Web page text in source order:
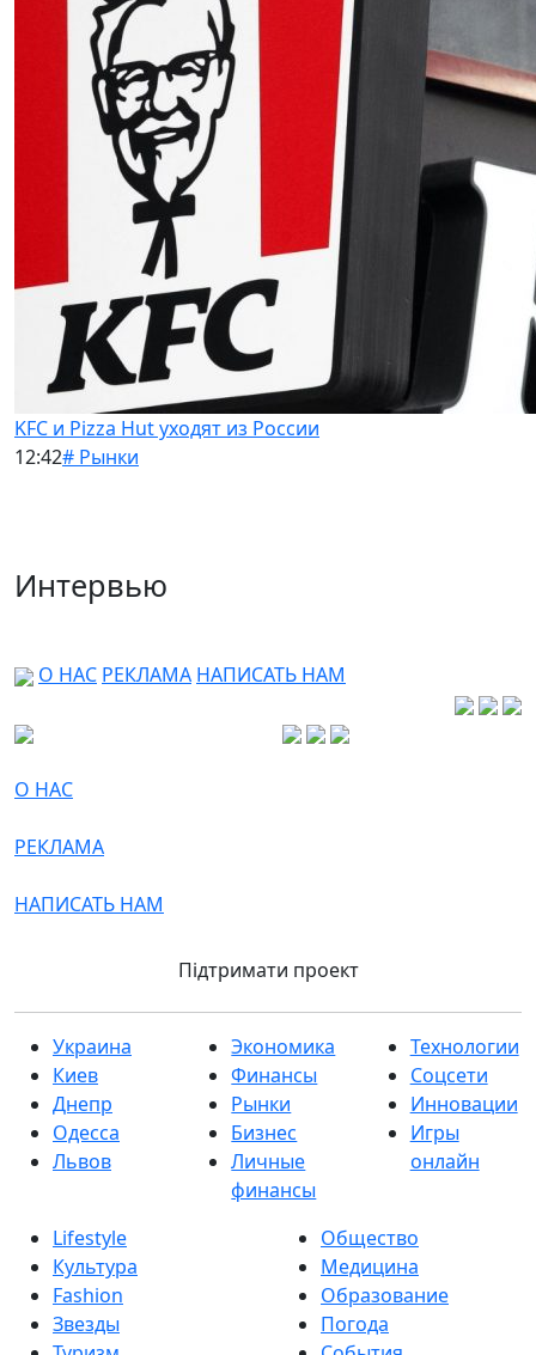
KFC и Pizza Hut уходят из России
12:42# Рынки
Интервью
О НАС РЕКЛАМА НАПИСАТЬ НАМ
О НАС
РЕКЛАМА
НАПИСАТЬ НАМ
Підтримати проект
Украина
Киев
Днепр
Одесса
Львов
Экономика
Финансы
Рынки
Бизнес
Личные
финансы
Технологии
Соцсети
Инновации
Игры
онлайн
Lifestyle
Культура
Fashion
Звезды
Общество
Медицина
Образование
Погода